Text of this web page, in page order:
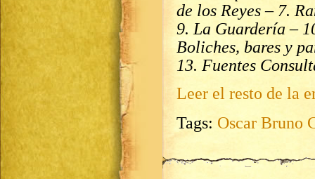
de los Reyes – 7.
9. La Guardería –
Boliches, bares y
13. Fuentes
Leer el resto de la
Tags: Oscar Bruno